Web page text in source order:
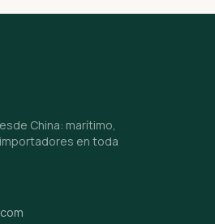
China: marítimo,
en toda